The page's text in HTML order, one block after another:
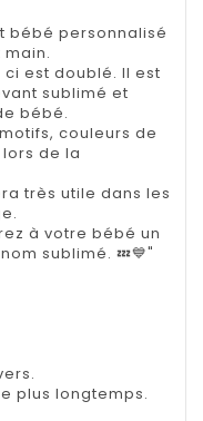
bébé personnalisé
ci est doublé. Il est
sublimé et
bébé.
couleurs de
de la
très utile dans les
à votre bébé un
sublimé. 💤💙"
plus longtemps.